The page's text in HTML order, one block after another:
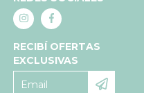
RECIBÍ OFERTAS
EXCLUSIVAS